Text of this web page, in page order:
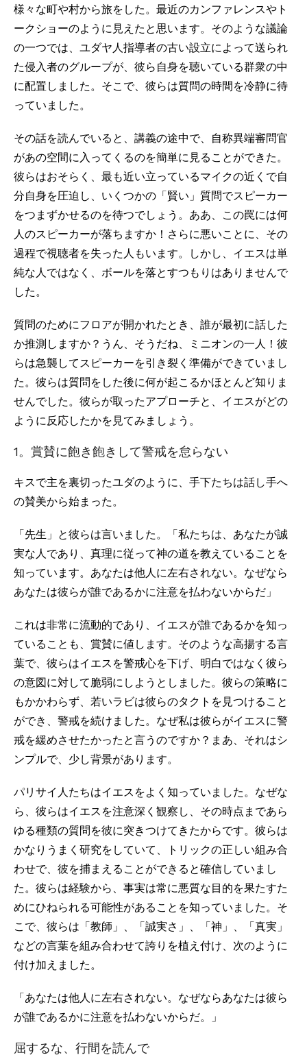
様々な町や村から旅をした。最近のカンファレンスやト
ークショーのように見えたと思います。そのような議論
の一つでは、ユダヤ人指導者の古い設立によって送られ
た侵入者のグループが、彼ら自身を聴いている群衆の中
に配置しました。そこで、彼らは質問の時間を冷静に待
っていました。
その話を読んでいると、講義の途中で、自称異端審問官
があの空間に入ってくるのを簡単に見ることができた。
彼らはおそらく、最も近い立っているマイクの近くで自
分自身を圧迫し、いくつかの「賢い」質問でスピーカー
をつまずかせるのを待つでしょう。ああ、この罠には何
人のスピーカーが落ちますか！さらに悪いことに、その
過程で視聴者を失った人もいます。しかし、イエスは単
純な人ではなく、ボールを落とすつもりはありませんで
した。
質問のためにフロアが開かれたとき、誰が最初に話した
か推測しますか？うん、そうだね、ミニオンの一人！彼
らは急襲してスピーカーを引き裂く準備ができていまし
た。彼らは質問をした後に何が起こるかほとんど知りま
せんでした。彼らが取ったアプローチと、イエスがどの
ように反応したかを見てみましょう。
1。賞賛に飽き飽きして警戒を怠らない
キスで主を裏切ったユダのように、手下たちは話し手へ
の賛美から始まった。
「先生」と彼らは言いました。「私たちは、あなたが誠
実な人であり、真理に従って神の道を教えていることを
知っています。あなたは他人に左右されない。なぜなら
あなたは彼らが誰であるかに注意を払わないからだ」
これは非常に流動的であり、イエスが誰であるかを知っ
ていることも、賞賛に値します。そのような高揚する言
葉で、彼らはイエスを警戒心を下げ、明白ではなく彼ら
の意図に対して脆弱にしようとしました。彼らの策略に
もかかわらず、若いラビは彼らのタクトを見つけること
ができ、警戒を続けました。なぜ私は彼らがイエスに警
戒を緩めさせたかったと言うのですか？まあ、それはシ
ンプルで、少し背景があります。
パリサイ人たちはイエスをよく知っていました。なぜな
ら、彼らはイエスを注意深く観察し、その時点まであら
ゆる種類の質問を彼に突きつけてきたからです。彼らは
かなりうまく研究をしていて、トリックの正しい組み合
わせで、彼を捕まえることができると確信していまし
た。彼らは経験から、事実は常に悪質な目的を果たすた
めにひねられる可能性があることを知っていました。そ
こで、彼らは「教師」、「誠実さ」、「神」、「真実」
などの言葉を組み合わせて誇りを植え付け、次のように
付け加えました。
「あなたは他人に左右されない。なぜならあなたは彼ら
が誰であるかに注意を払わないからだ。」
屈するな、行間を読んで